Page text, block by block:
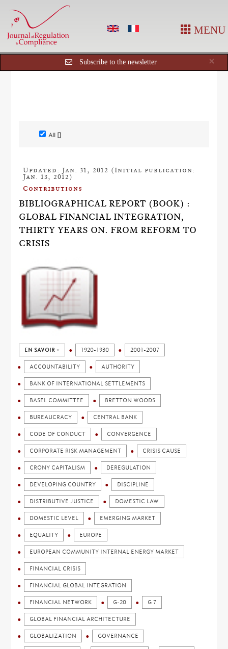
MENU
×
Subscribe to the newsletter
All []
Updated: Jan. 31, 2012 (Initial publication:
Jan. 13, 2012)
Contributions
BIBLIOGRAPHICAL REPORT (BOOK) :
GLOBAL FINANCIAL INTEGRATION,
THIRTY YEARS ON. FROM REFORM TO
CRISIS
EN SAVOIR + 1920-1930 2001-2007
ACCOUNTABILITY AUTHORITY
BANK OF INTERNATIONAL SETTLEMENTS
BASEL COMMITTEE BRETTON WOODS
BUREAUCRACY CENTRAL BANK
CODE OF CONDUCT CONVERGENCE
CORPORATE RISK MANAGEMENT CRISIS CAUSE
CRONY CAPITALISM DEREGULATION
DEVELOPING COUNTRY DISCIPLINE
DISTRIBUTIVE JUSTICE DOMESTIC LAW
DOMESTIC LEVEL EMERGING MARKET
EQUALITY EUROPE
EUROPEAN COMMUNITY INTERNAL ENERGY MARKET
FINANCIAL CRISIS
FINANCIAL GLOBAL INTEGRATION
FINANCIAL NETWORK G-20 G 7
GLOBAL FINANCIAL ARCHITECTURE
GLOBALIZATION GOVERNANCE